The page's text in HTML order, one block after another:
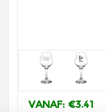
VANAF: €3.41